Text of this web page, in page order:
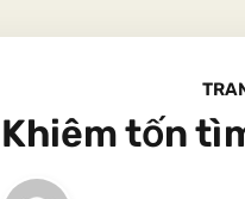
Khiêm tốn